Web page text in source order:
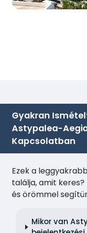
Gyakran
Astypalea-
Kapcsolatban
Ezek a
találja, amit
és örömmel
Mikor van